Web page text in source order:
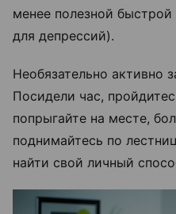
менее полезной
для депрессий).
Необязательно активно
Посидели час,
попрыгайте на месте,
поднимайтесь по
найти свой личный